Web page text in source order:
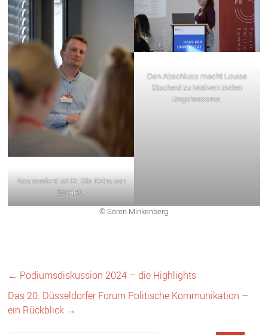
Respondent ist Dr. Ole Kelm von
der HHU.
Den Abschluss macht Louise
Etscheid zu Motiven zivilen
Ungehorsams.
© Sören Minkenberg
← Podiumsdiskussion 2024 – die Highlights
Das 20. Düsseldorfer Forum Politische Kommunikation –
ein Rückblick →